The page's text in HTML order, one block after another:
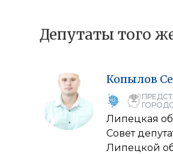
Депутаты того
Копылов
Липецкая
Совет
Липецкой